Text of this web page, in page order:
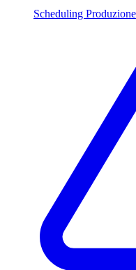
Scheduling Produzione